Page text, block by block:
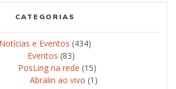
CATEGORIAS
Notícias e Eventos (434)
Eventos (83)
PosLing na rede (15)
Abralin ao vivo (1)